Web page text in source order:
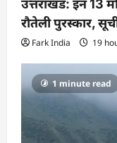
उत्तराखंड: इन 13
रौतेली पुरस्कार,
Fark India 19
1 minute read